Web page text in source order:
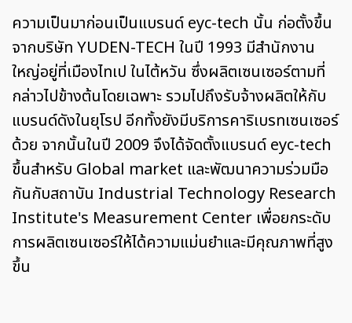
ความเป็นมาก่อนเป็นแบรนด์ eyc-tech นั้น ก่อตั้งขึ้น
จากบริษัท YUDEN-TECH ในปี 1993 มีสำนักงาน
ใหญ่อยู่ที่เมืองไทเป ในไต้หวัน ซึ่งผลิตเซนเซอร์ตามที่
กล่าวไปข้างต้นโดยเฉพาะ รวมไปถึงรับจ้างผลิตให้กับ
แบรนด์ดังในยุโรป อีกทั้งยังมีบริการคาริเบรทเซนเซอร์
ด้วย จากนั้นในปี 2009 จึงได้จัดตั้งแบรนด์ eyc-tech
ขึ้นสำหรับ Global market และพัฒนาความร่วมมือ
กันกับสถาบัน Industrial Technology Research
Institute's Measurement Center เพื่อยกระดับ
การผลิตเซนเซอร์ให้ได้ความแม่นยำและมีคุณภาพที่สูง
ขึ้น